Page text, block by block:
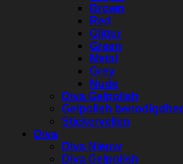
Brown
Red
Glitter
Green
Metal
Grey
Nude
Diva Gelpolish
Gelpolish
Stickervellen
Diva
Diva Nieuw
Diva Gelpolish